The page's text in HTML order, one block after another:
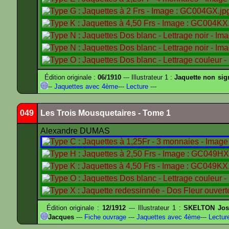
Édition originale :06/1910 --- Illustrateur 1 :Jaquette non
-- Jaquettes avec 4ème--- Lecture ---
049 Les Trois Mousquetaires - Tome 1
Alexandre DUMAS
Édition originale :12/1912 --- Illustrateur 1 :SKELTON
Jacques --- Fiche ouvrage --- Jaquettes avec 4ème---